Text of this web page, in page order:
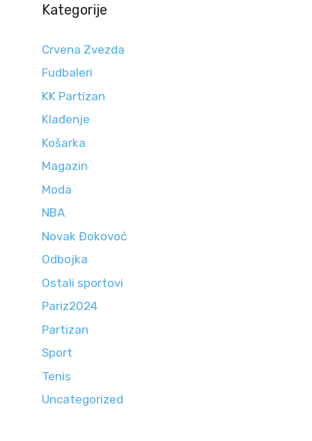
Kategorije
Crvena Zvezda
Fudbaleri
KK Partizan
Klađenje
Košarka
Magazin
Moda
NBA
Novak Đokovoć
Odbojka
Ostali sportovi
Pariz2024
Partizan
Sport
Tenis
Uncategorized